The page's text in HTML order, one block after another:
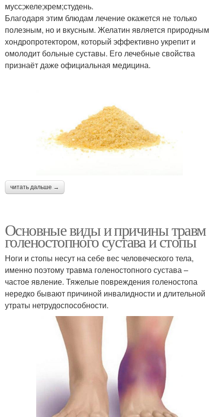
мусс;желе;крем;студень.
Благодаря этим блюдам лечение окажется не только
полезным, но и вкусным. Желатин является природным
хондропротектором, который эффективно укрепит и
омолодит больные суставы. Его лечебные свойства
признаёт даже официальная медицина.
читать дальше →
Основные виды и причины травм
голеностопного сустава и стопы
Ноги и стопы несут на себе вес человеческого тела,
именно поэтому травма голеностопного сустава –
частое явление. Тяжелые повреждения голеностопа
нередко бывают причиной инвалидности и длительной
утраты нетрудоспособности.